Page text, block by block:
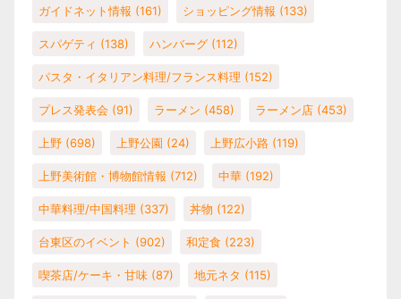
ガイドネット情報 (161) ショッピング情報 (133)
スパゲティ (138) ハンバーグ (112)
パスタ・イタリアン料理/フランス料理 (152)
プレス発表会 (91) ラーメン (458) ラーメン店 (453)
上野 (698) 上野公園 (24) 上野広小路 (119)
上野美術館・博物館情報 (712) 中華 (192)
中華料理/中国料理 (337) 丼物 (122)
台東区のイベント (902) 和定食 (223)
喫茶店/ケーキ・甘味 (87) 地元ネタ (115)